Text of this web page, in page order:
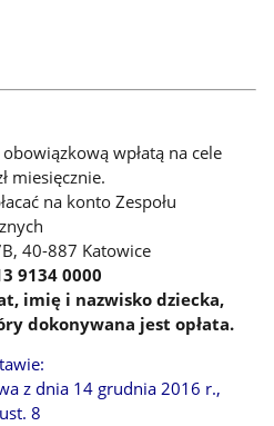
wpłatą na cele
miesięcznie.
na kontoZespołu
40-887 Katowice
9134 0000
imię i nazwisko dziecka,
dokonywana jest opłata.
z dnia 14 grudnia 2016 r.,
8